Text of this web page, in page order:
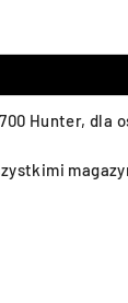
Hunter,